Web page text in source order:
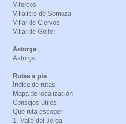
Viforcos
Villalibre de Somoza
Villar de Ciervos
Villar de Golfer
Astorga
Astorga
Rutas a pie
Índice de rutas
Mapa de localización
Consejos útiles
Qué ruta escoger
1. Valle del Jerga